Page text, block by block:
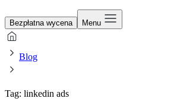
Bezpłatna wycena Menu
Blog
Tag: linkedin ads